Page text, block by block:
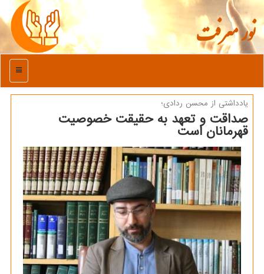
نور معرفت
منو
یادداشتی از محسن ردادی؛
صداقت و تعهد به حقیقت خصوصیت
قهرمانان است